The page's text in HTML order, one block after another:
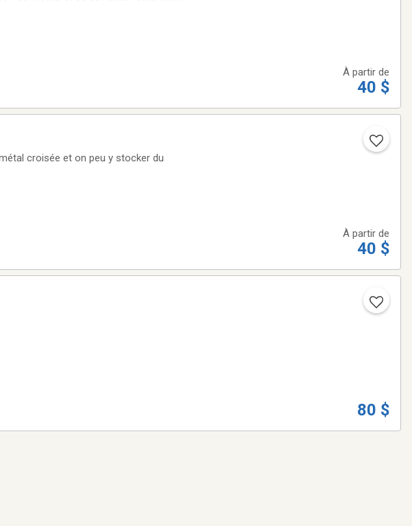
À partir de
40 $
croisée et on peu y stocker du
À partir de
40 $
80 $